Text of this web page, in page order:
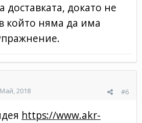
доставката, докато не
който няма да има
#6
2018
https://www.akr-